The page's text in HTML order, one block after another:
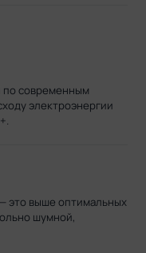
по современным
электроэнергии
это выше оптимальных
шумной,